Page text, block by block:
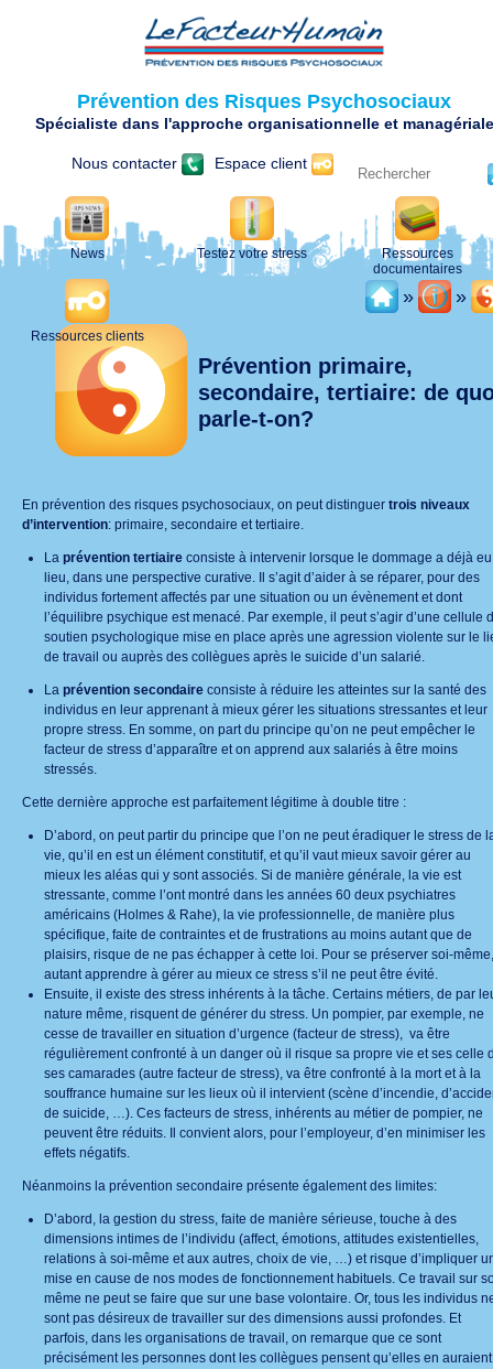
Prévention des Risques Psychosociaux
Spécialiste dans l'approche organisationnelle et managériale
Espace client
Nous contacter
News Testez votre stress
Ressources
documentaires
Ressources clients
» »
Prévention primaire,
secondaire, tertiaire: de
parle-t-on?
En prévention des risques psychosociaux, on peut distinguer trois niveaux
d’intervention: primaire, secondaire et tertiaire.
La prévention tertiaire consiste à intervenir lorsque le dommage a déjà eu
lieu, dans une perspective curative. Il s’agit d’aider à se réparer, pour des
individus fortement affectés par une situation ou un évènement et dont
l’équilibre psychique est menacé. Par exemple, il peut s’agir d’une cellule
soutien psychologique mise en place après une agression violente sur le
de travail ou auprès des collègues après le suicide d’un salarié.
La prévention secondaire consiste à réduire les atteintes sur la santé des
individus en leur apprenant à mieux gérer les situations stressantes et leur
propre stress. En somme, on part du principe qu’on ne peut empêcher le
facteur de stress d’apparaître et on apprend aux salariés à être moins
stressés.
Cette dernière approche est parfaitement légitime à double titre :
D’abord, on peut partir du principe que l’on ne peut éradiquer le stress de
vie, qu’il en est un élément constitutif, et qu’il vaut mieux savoir gérer au
mieux les aléas qui y sont associés. Si de manière générale, la vie est
stressante, comme l’ont montré dans les années 60 deux psychiatres
américains (Holmes & Rahe), la vie professionnelle, de manière plus
spécifique, faite de contraintes et de frustrations au moins autant que de
plaisirs, risque de ne pas échapper à cette loi. Pour se préserver soi-même,
autant apprendre à gérer au mieux ce stress s’il ne peut être évité.
Ensuite, il existe des stress inhérents à la tâche. Certains métiers, de par
nature même, risquent de générer du stress. Un pompier, par exemple, ne
cesse de travailler en situation d’urgence (facteur de stress), va être
régulièrement confronté à un danger où il risque sa propre vie et ses celle
ses camarades (autre facteur de stress), va être confronté à la mort et à la
souffrance humaine sur les lieux où il intervient (scène d’incendie,
de suicide, …). Ces facteurs de stress, inhérents au métier de pompier, ne
peuvent être réduits. Il convient alors, pour l’employeur, d’en minimiser les
effets négatifs.
Néanmoins la prévention secondaire présente également des limites:
D’abord, la gestion du stress, faite de manière sérieuse, touche à des
dimensions intimes de l’individu (affect, émotions, attitudes existentielles,
relations à soi-même et aux autres, choix de vie, …) et risque d’impliquer
mise en cause de nos modes de fonctionnement habituels. Ce travail sur
même ne peut se faire que sur une base volontaire. Or, tous les individus
sont pas désireux de travailler sur des dimensions aussi profondes. Et
parfois, dans les organisations de travail, on remarque que ce sont
précisément les personnes dont les collègues pensent qu’elles en